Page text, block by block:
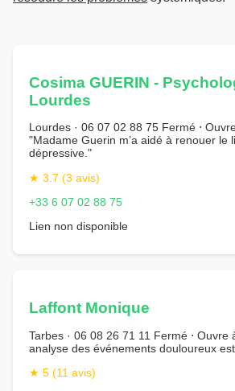
Cosima GUERIN -
Lourdes
Lourdes · 06 07 02 88 75 Fermé ⋅
"Madame Guerin m’a aidé à renouer le
dépressive."
★ 3.7 (3 avis)
+33 6 07 02 88 75
Lien non disponible
Laffont Monique
Tarbes · 06 08 26 71 11 Fermé ⋅ Ouvre
analyse des événements douloureux
★ 5 (11 avis)